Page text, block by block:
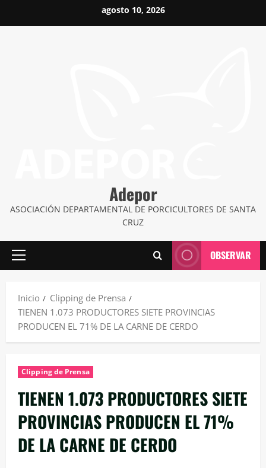
agosto 10, 2026
Adepor
ASOCIACIÓN DEPARTAMENTAL DE PORCICULTORES DE SANTA
CRUZ
Menú
OBSERVAR
Inicio
Clipping de Prensa
TIENEN 1.073 PRODUCTORES SIETE PROVINCIAS
PRODUCEN EL 71% DE LA CARNE DE CERDO
Clipping de Prensa
TIENEN 1.073 PRODUCTORES SIETE
PROVINCIAS PRODUCEN EL 71%
DE LA CARNE DE CERDO